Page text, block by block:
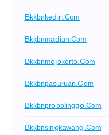
Bkkbnkediri.com
Bkkbnmadiun.com
Bkkbnmojokerto.com
Bkkbnpasuruan.com
Bkkbnprobolinggo.com
Bkkbnsingkawang.com